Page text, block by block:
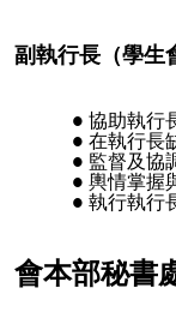
副執行長（學生
協助執行
在執行長
監督及協
輿情掌握
執行執行
會本部秘書